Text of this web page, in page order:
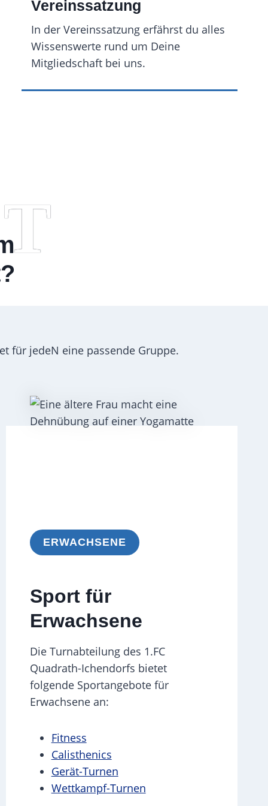
Vereinssatzung
In der Vereinssatzung erfährst du alles
Wissenswerte rund um Deine
Mitgliedschaft bei uns.
für jedeN eine passende Gruppe.
ERWACHSENE
Sport für
Erwachsene
Die Turnabteilung des 1.FC
Quadrath-Ichendorfs bietet
folgende Sportangebote für
Erwachsene an:
Fitness
Calisthenics
Gerät-Turnen
Wettkampf-Turnen